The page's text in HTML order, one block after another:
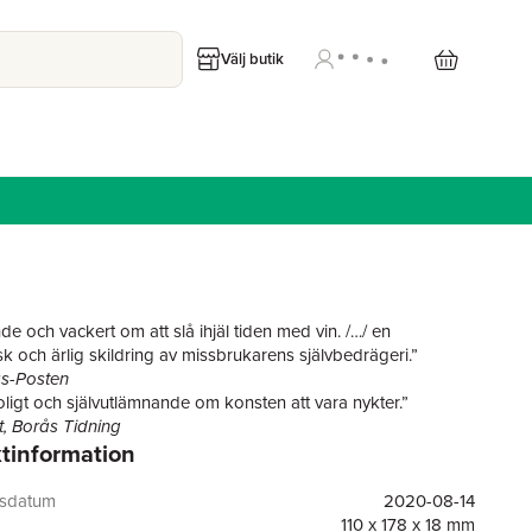
Välj butik
och vackert om att slå ihjäl tiden med vin. /…/ en
och ärlig skildring av missbrukarens självbedrägeri.”
Posten
och självutlämnande om konsten att vara nykter.”
Borås Tidning
vilken tur att detta blev bok! /…/
det. ”
2020-08-14
110 x 178 x 18 mm